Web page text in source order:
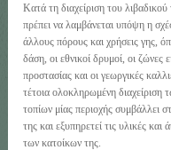
Κατά τη διαχείριση του λιβαδικού
πρέπει να λαμβάνεται υπόψη η
άλλους πόρους και χρήσεις γης,
δάση, οι εθνικοί δρυμοί, οι ζώνες
προστασίας και οι γεωργικές
τέτοια ολοκληρωμένη διαχείριση
τοπίων μίας περιοχής συμβάλλει
της και εξυπηρετεί τις υλικές και
των κατοίκων της.